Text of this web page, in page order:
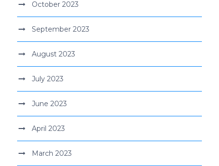
October 2023
September 2023
August 2023
July 2023
June 2023
April 2023
March 2023